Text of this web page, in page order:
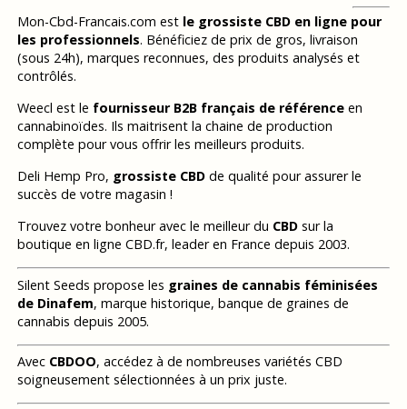
Mon-Cbd-Francais.com est le grossiste CBD en ligne pour
les professionnels. Bénéficiez de prix de gros, livraison
(sous 24h), marques reconnues, des produits analysés et
contrôlés.
Weecl est le fournisseur B2B français de référenceen
cannabinoïdes. Ils maitrisent la chaine de production
complète pour vous offrir les meilleurs produits.
Deli Hemp Pro, grossiste CBDde qualité pour assurer le
succès de votre magasin !
Trouvez votre bonheur avec le meilleur du CBDsur la
boutique en ligne CBD.fr, leader en France depuis 2003.
Silent Seeds propose les graines de cannabis féminisées
de Dinafem, marque historique, banque de graines de
cannabis depuis 2005.
Avec CBDOO, accédez à de nombreuses variétés CBD
soigneusement sélectionnées à un prix juste.